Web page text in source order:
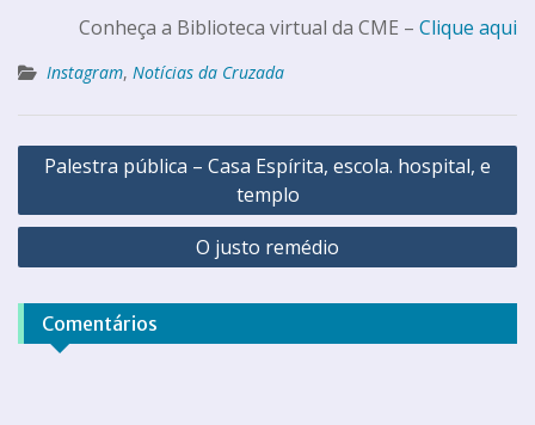
Conheça a Biblioteca virtual da CME – Clique aqui
Instagram, Notícias da Cruzada
Palestra pública – Casa Espírita, escola. hospital, e
templo
O justo remédio
Comentários